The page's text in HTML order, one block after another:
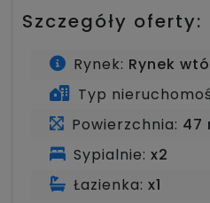
Szczegóły oferty:
Rynek: Rynek
Typ
Powierzchnia: 47
Sypialnie: x2
Łazienka: x1